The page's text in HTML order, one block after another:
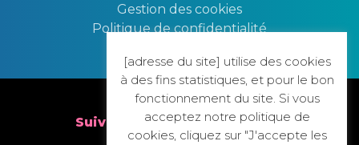
Gestion des cookies
Politique de confidentialité
Nous contacter
Suivez nous sur nos réseaux
[adresse du site] utilise des cookies
à des fins statistiques, et pour le bon
fonctionnement du site. Si vous
acceptez notre politique de
cookies, cliquez sur "J'accepte les